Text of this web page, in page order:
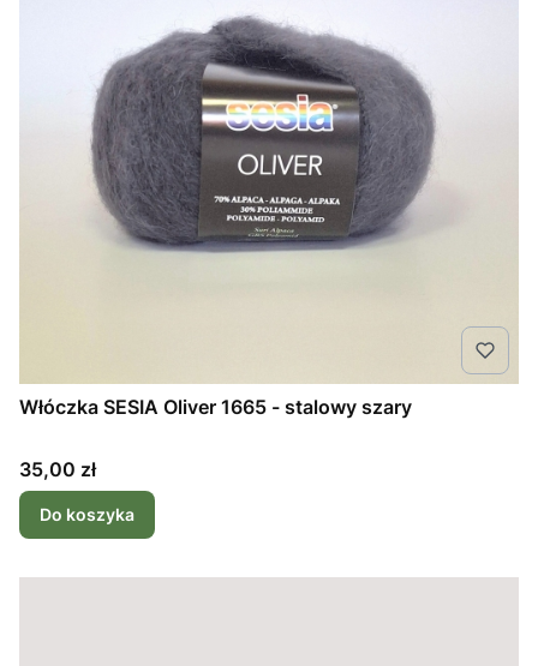
Włóczka SESIA Oliver 1665 - stalowy szary
Cena
35,00 zł
Do koszyka